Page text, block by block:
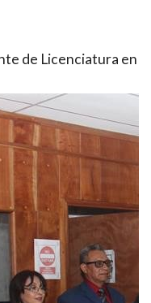
de Licenciatura en